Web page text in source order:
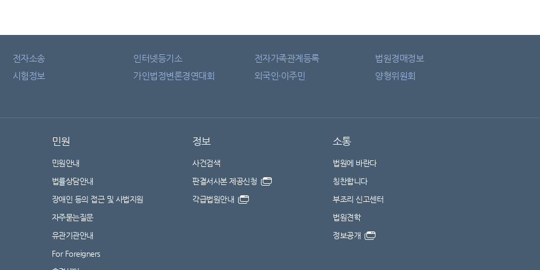
전자소송 인터넷등기소 전자가족관계등록
법원경매정보
시험정보
가인법정변론경연대회 외국인·이주민 양형위원회
민원
민원안내
법률상담안내
장애인 등의 접근 및 사법지원
자주묻는질문
유관기관안내
For Foreigners
정보
사건검색
판결서사본 제공신청
각급법원안내
소통
법원에 바란다
칭찬합니다
부조리 신고센터
법원견학
정보공개